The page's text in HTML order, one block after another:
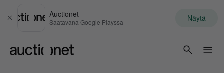
Sulje
Auctionet
Saatavana Google Playssa Näytä